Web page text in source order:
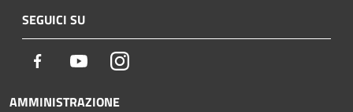
SEGUICI SU
Facebook YoutubeInstagram
AMMINISTRAZIONE